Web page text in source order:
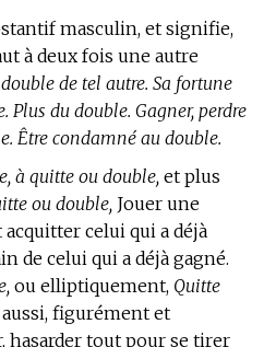
masculin, et signifie,
à deux fois une autre
de tel autre. Sa fortune
Plus du double. Gagner, perdre
Être condamné au double.
à quitte ou double, et plus
ou double, Jouer une
celui qui a déjà
de celui qui a déjà gagné.
ou elliptiquement, Quitte
figurément et
hasarder tout pour se tirer